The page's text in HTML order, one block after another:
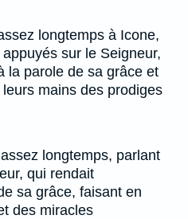
longtemps à Icone,
sur le Seigneur,
la parole de sa grâce et
mains des prodiges
longtemps, parlant
qui rendait
sa grâce, faisant en
des miracles